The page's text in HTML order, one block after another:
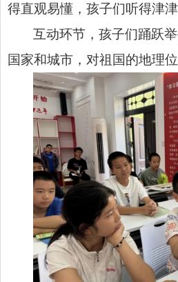
得直观易懂，孩子们听得津津
互动环节，孩子们踊跃
国家和城市，对祖国的地理